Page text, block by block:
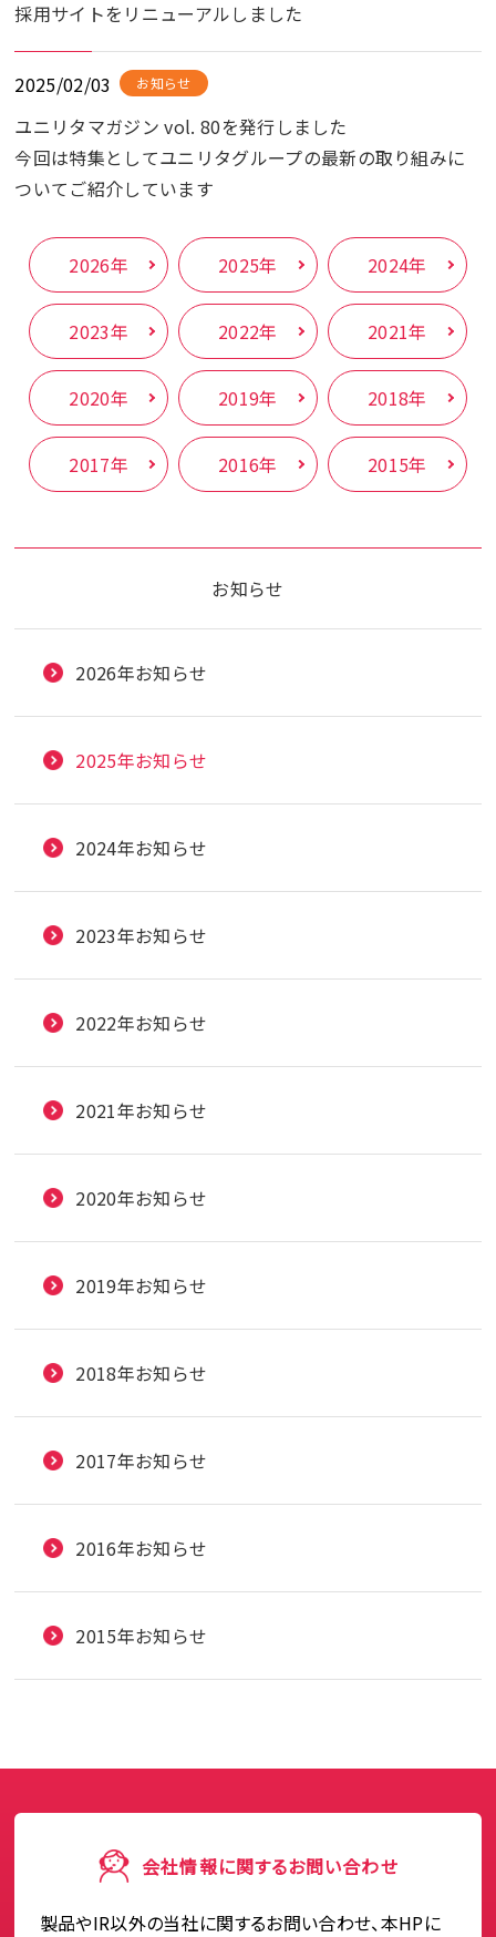
採用サイトをリニューアルしました
2025/02/03 お知らせ
ユニリタマガジン vol. 80を発行しました
今回は特集としてユニリタグループの最新の取り組みに
ついてご紹介しています
2026年 2025年 2024年
2023年 2022年 2021年
2020年 2019年 2018年
2017年 2016年 2015年
お知らせ
2026年お知らせ
2025年お知らせ
2024年お知らせ
2023年お知らせ
2022年お知らせ
2021年お知らせ
2020年お知らせ
2019年お知らせ
2018年お知らせ
2017年お知らせ
2016年お知らせ
2015年お知らせ
会社情報に関するお問い合わせ
製品やIR以外の当社に関するお問い合わせ、本HPに